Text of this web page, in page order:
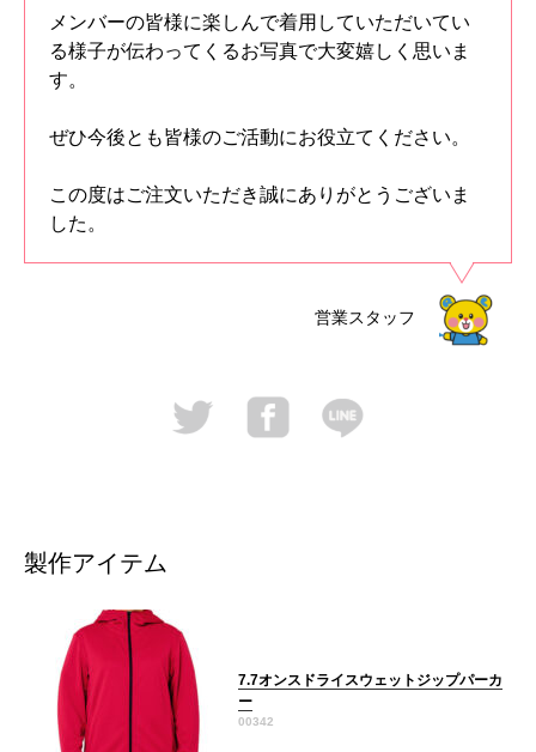
メンバーの皆様に楽しんで着用していただいてい
る様子が伝わってくるお写真で大変嬉しく思いま
す。
ぜひ今後とも皆様のご活動にお役立てください。
この度はご注文いただき誠にありがとうございま
した。
営業スタッフ
製作アイテム
7.7オンスドライスウェットジップパーカ
ー
00342